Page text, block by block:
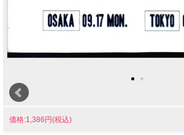
価格:1,386円(税込)